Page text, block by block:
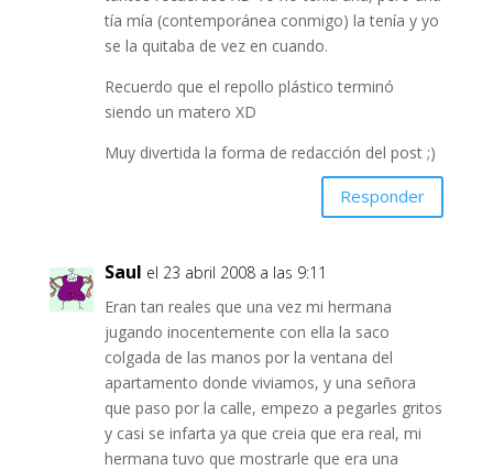
tía mía (contemporánea conmigo) la tenía y yo
se la quitaba de vez en cuando.
Recuerdo que el repollo plástico terminó
siendo un matero XD
Muy divertida la forma de redacción del post ;)
Responder
Saul el 23 abril 2008 a las 9:11
Eran tan reales que una vez mi hermana
jugando inocentemente con ella la saco
colgada de las manos por la ventana del
apartamento donde viviamos, y una señora
que paso por la calle, empezo a pegarles gritos
y casi se infarta ya que creia que era real, mi
hermana tuvo que mostrarle que era una